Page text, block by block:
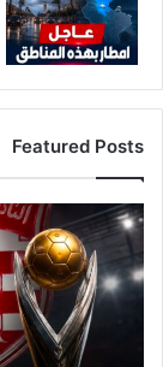
Featured Posts
قائمة
منافسي
النادي
الإفريقي